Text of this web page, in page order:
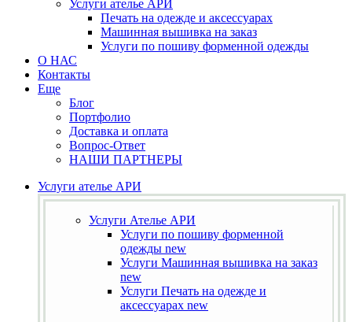
Услуги ателье АРИ
Печать на одежде и аксессуарах
Машинная вышивка на заказ
Услуги по пошиву форменной одежды
О НАС
Контакты
Еще
Блог
Портфолио
Доставка и оплата
Вопрос-Ответ
НАШИ ПАРТНЕРЫ
Услуги ателье АРИ
Услуги Ателье АРИ
Услуги по пошиву форменной
одежды new
Услуги Машинная вышивка на заказ
new
Услуги Печать на одежде и
аксессуарах new